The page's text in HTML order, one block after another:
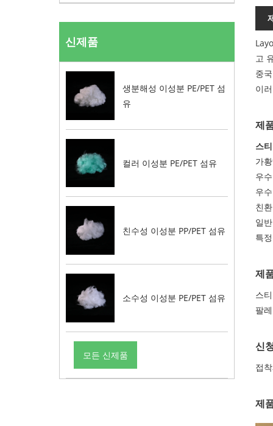
신제품
생분해성 이성분 PE/PET 섬
유
컬러 이성분 PE/PET 섬유
친수성 이성분 PP/PET 섬유
소수성 이성분 PE/PET 섬유
모든 신제품
고
중
이
제
스
가
우
우
친
일
특
제
스
팔
신
접
제